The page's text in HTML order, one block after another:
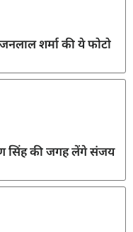
शर्मा की ये फोटो
सिंह की जगह लेंगे संजय